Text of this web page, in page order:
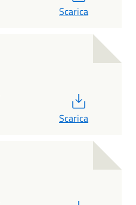
Scarica
Scarica